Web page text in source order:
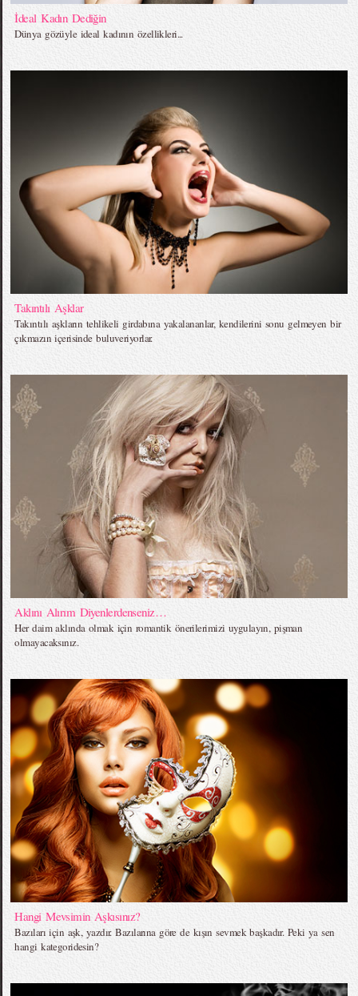
İdeal Kadın Dediğin
Dünya gözüyle ideal kadının özellikleri...
Takıntılı Aşklar
Takıntılı aşkların tehlikeli girdabına yakalananlar, kendilerini sonu gelmeyen bir
çıkmazın içerisinde buluveriyorlar.
Aklını Alırım Diyenlerdenseniz…
Her daim aklında olmak için romantik önerilerimizi uygulayın, pişman
olmayacaksınız.
Hangi Mevsimin Aşkısınız?
Bazıları için aşk, yazdır. Bazılarına göre de kışın sevmek başkadır. Peki ya sen
hangi kategoridesin?